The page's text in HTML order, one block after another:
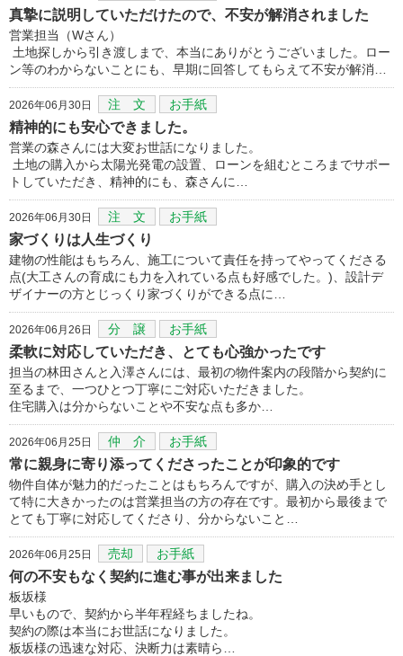
真摯に説明していただけたので、不安が解消されました
営業担当（Wさん）
土地探しから引き渡しまで、本当にありがとうございました。ロー
ン等のわからないことにも、早期に回答してもらえて不安が解消…
2026年06月30日 注 文 お手紙
精神的にも安心できました。
営業の森さんには大変お世話になりました。
土地の購入から太陽光発電の設置、ローンを組むところまでサポー
トしていただき、精神的にも、森さんに…
2026年06月30日 注 文 お手紙
家づくりは人生づくり
建物の性能はもちろん、施工について責任を持ってやってくださる
点(大工さんの育成にも力を入れている点も好感でした。)、設計デ
ザイナーの方とじっくり家づくりができる点に…
2026年06月26日 分 譲 お手紙
柔軟に対応していただき、とても心強かったです
担当の林田さんと入澤さんには、最初の物件案内の段階から契約に
至るまで、一つひとつ丁寧にご対応いただきました。
住宅購入は分からないことや不安な点も多か…
2026年06月25日 仲 介 お手紙
常に親身に寄り添ってくださったことが印象的です
物件自体が魅力的だったことはもちろんですが、購入の決め手とし
て特に大きかったのは営業担当の方の存在です。最初から最後まで
とても丁寧に対応してくださり、分からないこと…
2026年06月25日 売却 お手紙
何の不安もなく契約に進む事が出来ました
板坂様
早いもので、契約から半年程経ちましたね。
契約の際は本当にお世話になりました。
板坂様の迅速な対応、決断力は素晴ら…